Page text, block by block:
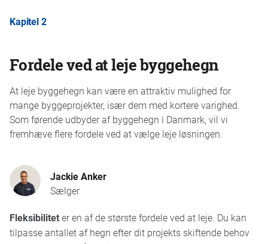
byggepladshegn
kan du være sikker på, at du får de rigtige
materialer, og at hegnet overholder de nødvendige
sikkerhedsstandarder og -krav, så du undgår
kedelige overraskelser.
Ønsker du selv at stå for monteringen? Se
Kapitel 2
Fordele ved at leje byggehegn
At leje byggehegn kan være en attraktiv mulighed for
mange byggeprojekter, især dem med kortere varighed.
Som førende udbyder af byggehegn i Danmark, vil vi
fremhæve flere fordele ved at vælge leje løsningen.
Jackie Anker
Sælger
Fleksibiliteter en af de største fordele ved at leje. Du kan
tilpasse antallet af hegn efter dit projekts skiftende behov